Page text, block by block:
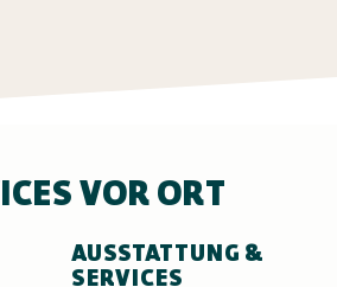
VOR ORT
AUSSTATTUNG &
SERVICES